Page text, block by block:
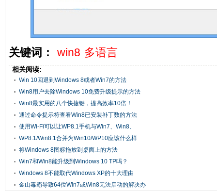
关键词： win8 多语言
相关阅读:
Win 10回退到Windows 8或者Win7的方法
Win8用户去除Windows 10免费升级提示的方法
Win8最实用的八个快捷键，提高效率10倍！
通过命令提示符查看Win8已安装补丁数的方法
使用Wi-Fi可以让WP8.1手机与Win7、Win8、
Win1...
WP8.1/Win8.1合并为Win10/WP10应该什么样
将Windows 8图标拖放到桌面上的方法
Win7和Win8能升级到Windows 10 TP吗？
Windows 8不能取代Windows XP的十大理由
金山毒霸导致64位Win7或Win8无法启动的解决办